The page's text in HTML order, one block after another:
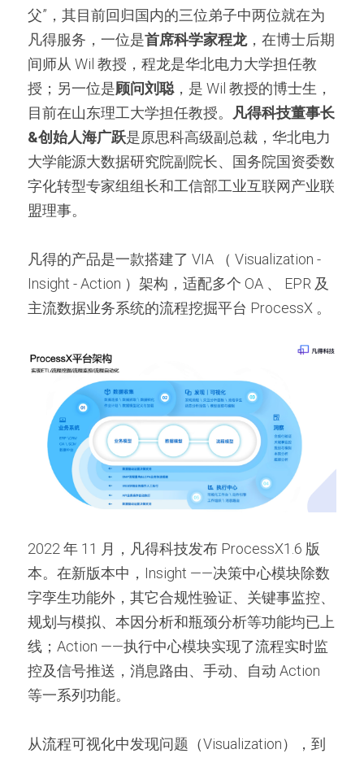
父”，其目前回归国内的三位弟子中两位就在为
凡得服务，一位是首席科学家程龙，在博士后期
间师从 Wil 教授，程龙是华北电力大学担任教
授；另一位是顾问刘聪，是 Wil 教授的博士生，
目前在山东理工大学担任教授。
凡得科技董事长
&创始人海广跃是原思科高级副总裁，华北电力
大学能源大数据研究院副院长、国务院国资委数
字化转型专家组组长和工信部工业互联网产业联
盟理事。
凡得的产品是一款搭建了 VIA （ Visualization -
Insight - Action ）架构，适配多个 OA 、 EPR 及
主流数据业务系统的流程挖掘平台 ProcessX 。
2022 年 11 月，凡得科技发布 ProcessX1.6 版
本。在新版本中，Insight ——决策中心模块除数
字孪生功能外，其它合规性验证、关键事监控、
规划与模拟、本因分析和瓶颈分析等功能均已上
线；Action ——执行中心模块实现了流程实时监
控及信号推送，消息路由、手动、自动 Action
等一系列功能。
从流程可视化中发现问题（Visualization），到